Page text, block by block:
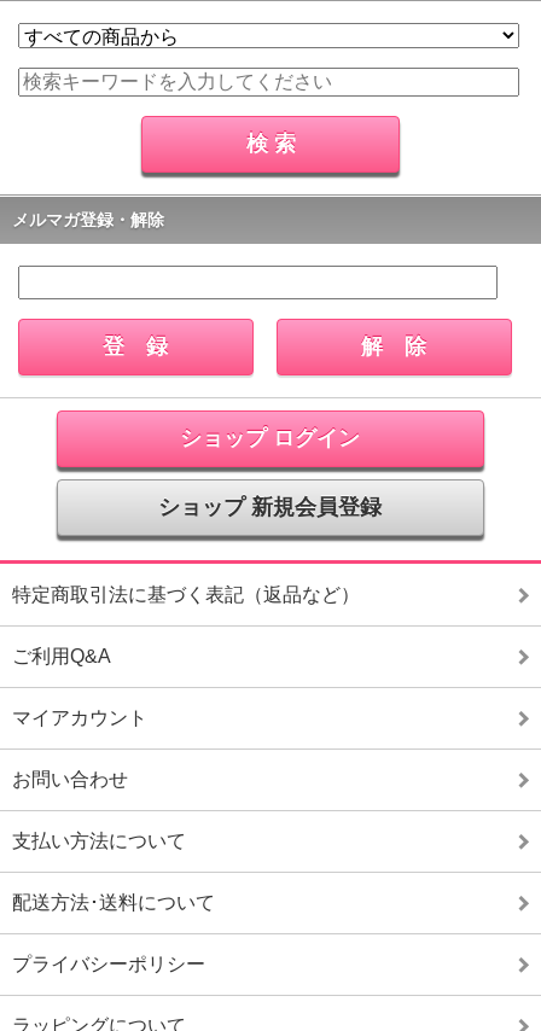
メルマガ登録・解除
ショップ ログイン
ショップ 新規会員登録
特定商取引法に基づく表記（返品など）
ご利用Q&A
マイアカウント
お問い合わせ
支払い方法について
配送方法･送料について
プライバシーポリシー
ラッピングについて